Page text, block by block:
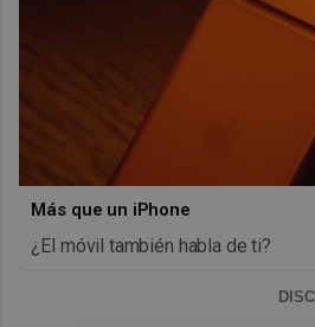
Más que un iPhone
¿El móvil también habla de ti?